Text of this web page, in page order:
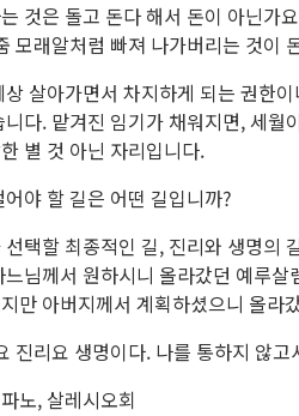
것은 돌고 돈다 해서 돈이 아닌가
모래알처럼 빠져 나가버리는 것이
살아가면서 차지하게 되는 권한
다. 맡겨진 임기가 채워지면, 세
별 것 아닌 자리입니다.
야 할 길은 어떤 길입니까?
택할 최종적인 길, 진리와 생명의
느님께서 원하시니 올라갔던 예루
만 아버지께서 계획하셨으니 올라
진리요 생명이다. 나를 통하지 않
노, 살레시오회